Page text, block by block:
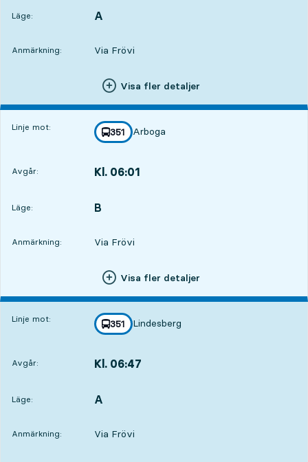
Läge:
LÄGE, A
,
Anmärkning: Via Frövi
Visa fler detaljer
Linje mot: linje
351
mot
Arboga
,
Avgår: Kl. 06:01
Läge:
LÄGE, B
,
Anmärkning: Via Frövi
Visa fler detaljer
Linje mot: linje
351
mot
Lindesberg
,
Avgår: Kl. 06:47
Läge:
LÄGE, A
,
Anmärkning: Via Frövi